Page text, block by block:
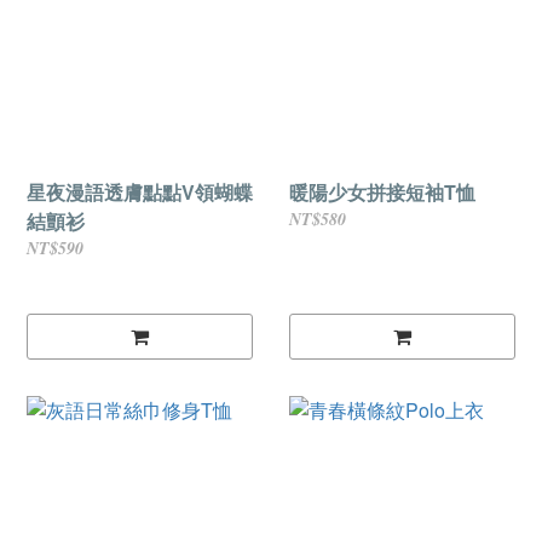
星夜漫語透膚點點V領蝴蝶
結顫衫
NT$590
暖陽少女拼接短袖T恤
NT$580